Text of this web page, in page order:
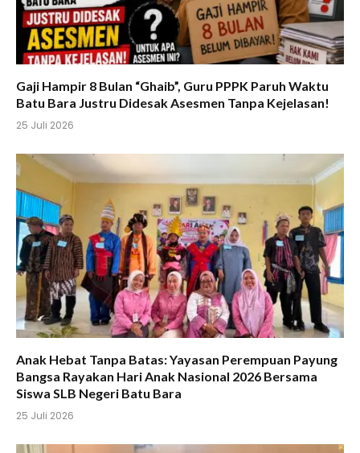
Gaji Hampir 8 Bulan “Ghaib”, Guru PPPK Paruh Waktu
Batu Bara Justru Didesak Asesmen Tanpa Kejelasan!
25 Juli 2026
Anak Hebat Tanpa Batas: Yayasan Perempuan Payung
Bangsa Rayakan Hari Anak Nasional 2026 Bersama
Siswa SLB Negeri Batu Bara
25 Juli 2026